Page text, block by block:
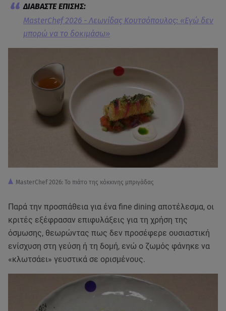
MasterChef 2026 - Λεωνίδας Κουτσόπουλος: «Εγώ δεν
μπορώ να το δοκιμάσω»
MasterChef 2026: Το πιάτο της κόκκινης μπριγάδας
Παρά την προσπάθεια για ένα fine dining αποτέλεσμα, οι
κριτές εξέφρασαν επιφυλάξεις για τη χρήση της
όσμωσης, θεωρώντας πως δεν προσέφερε ουσιαστική
ενίσχυση στη γεύση ή τη δομή, ενώ ο ζωμός φάνηκε να
«κλωτσάει» γευστικά σε ορισμένους.